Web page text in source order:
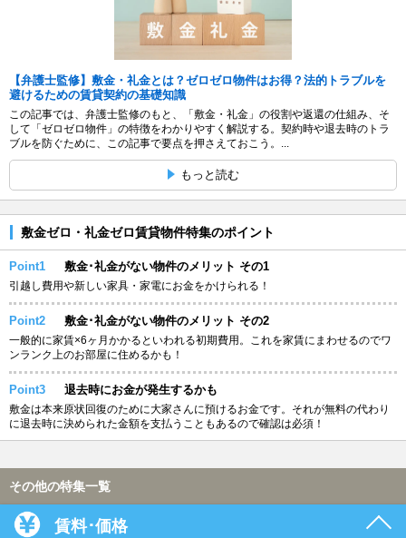
【弁護士監修】敷金・礼金とは？ゼロゼロ物件はお得？法的トラブルを
避けるための賃貸契約の基礎知識
この記事では、弁護士監修のもと、「敷金・礼金」の役割や返還の仕組み、そ
して「ゼロゼロ物件」の特徴をわかりやすく解説する。契約時や退去時のトラ
ブルを防ぐために、この記事で要点を押さえておこう。...
もっと読む
敷金ゼロ・礼金ゼロ賃貸物件特集のポイント
Point1 敷金･礼金がない物件のメリット その1
引越し費用や新しい家具・家電にお金をかけられる！
Point2 敷金･礼金がない物件のメリット その2
一般的に家賃×6ヶ月かかるといわれる初期費用。これを家賃にまわせるのでワ
ンランク上のお部屋に住めるかも！
Point3 退去時にお金が発生するかも
敷金は本来原状回復のために大家さんに預けるお金です。それが無料の代わり
に退去時に決められた金額を支払うこともあるので確認は必須！
その他の特集一覧
賃料･価格